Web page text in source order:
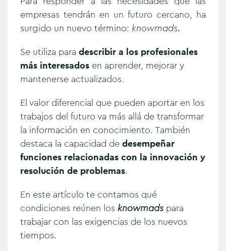
empresas tendrán en un futuro cercano, ha
surgido un nuevo término: knowmads.
Se utiliza para describir a los profesionales
más interesados en aprender, mejorar y
mantenerse actualizados.
El valor diferencial que pueden aportar en los
trabajos del futuro va más allá de transformar
la información en conocimiento. También
destaca la capacidad dedesempeñar
funciones relacionadas con la innovación y
resolución de problemas.
En este artículo te contamos qué
condiciones reúnen los knowmads para
trabajar con las exigencias de los nuevos
tiempos.